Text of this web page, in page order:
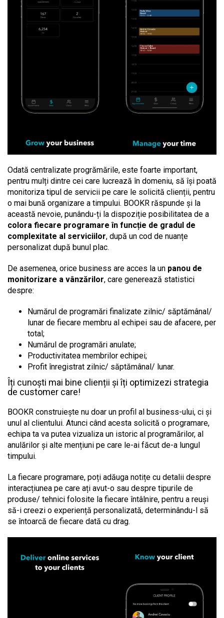
Odată centralizate progrămările, este foarte important,
pentru mulți dintre cei care lucrează în domeniu, să își poată
monitoriza tipul de servicii pe care le solicită clienții, pentru
o mai bună organizare a timpului. BOOKR răspunde și la
această nevoie, punându-ți la dispoziție posibilitatea de a
colora fiecare programare în funcție de gradul de
complexitate al serviciilor, după un cod de nuanțe
personalizat după bunul plac.
De asemenea, orice business are acces la un panou de
monitorizare a vânzărilor, care generează statistici
despre:
Numărul de programări finalizate zilnic/ săptămânal/
lunar de fiecare membru al echipei sau de afacere, per
total;
Numărul de programări anulate;
Productivitatea membrilor echipei;
Profit înregistrat zilnic/ săptămânal/ lunar.
Îți cunoști mai bine clienții și îți optimizezi strategia
de customer care!
BOOKR construiește nu doar un profil al business-ului, ci și
unul al clientului. Atunci când acesta solicită o programare,
echipa ta va putea vizualiza un istoric al programărilor, al
anulărilor și alte mențiuni pe care le-ai făcut de-a lungul
timpului.
La fiecare programare, poți adăuga notițe cu detalii despre
interacțiunea pe care ați avut-o sau despre tipurile de
produse/ tehnici folosite la fiecare întâlnire, pentru a reuși
să-i creezi o experiență personalizată, determinându-l să
se întoarcă de fiecare dată cu drag.